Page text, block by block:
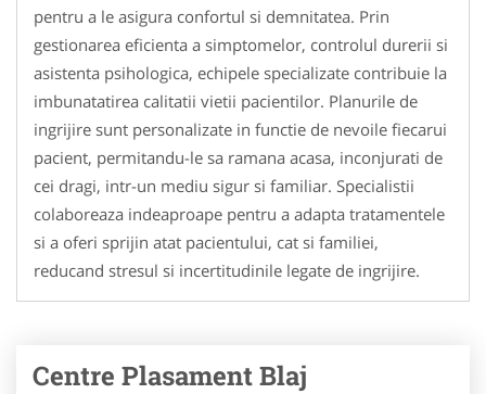
pentru a le asigura confortul si demnitatea. Prin
gestionarea eficienta a simptomelor, controlul durerii si
asistenta psihologica, echipele specializate contribuie la
imbunatatirea calitatii vietii pacientilor. Planurile de
ingrijire sunt personalizate in functie de nevoile fiecarui
pacient, permitandu-le sa ramana acasa, inconjurati de
cei dragi, intr-un mediu sigur si familiar. Specialistii
colaboreaza indeaproape pentru a adapta tratamentele
si a oferi sprijin atat pacientului, cat si familiei,
reducand stresul si incertitudinile legate de ingrijire.
Centre Plasament Blaj